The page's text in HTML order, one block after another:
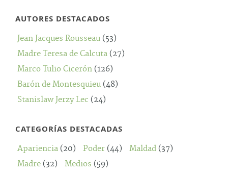
AUTORES DESTACADOS
Jean Jacques Rousseau (53)
Madre Teresa de Calcuta (27)
Marco Tulio Cicerón (126)
Barón de Montesquieu (48)
Stanislaw Jerzy Lec (24)
CATEGORÍAS DESTACADAS
Apariencia (20) Poder (44) Maldad (37)
Madre (32) Medios (59)